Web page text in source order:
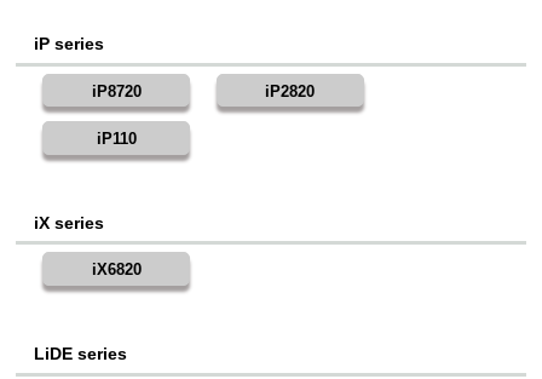
iP series
iP8720 iP2820
iP110
iX series
iX6820
LiDE series